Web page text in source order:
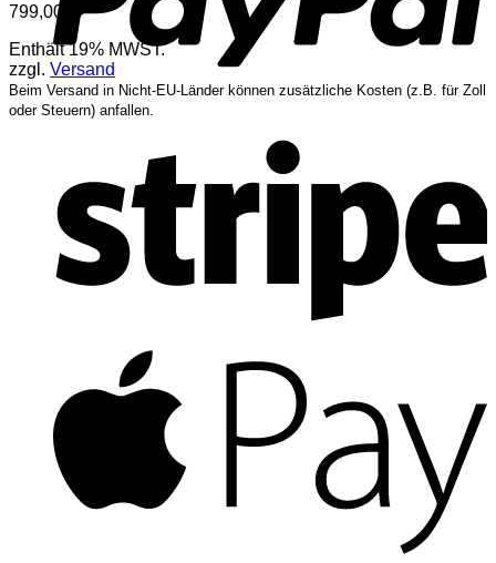
799,00
Enthält 19% MWST.
zzgl. Versand
Beim Versand in Nicht-EU-Länder können zusätzliche Kosten (z.B. für Zoll
oder Steuern) anfallen.